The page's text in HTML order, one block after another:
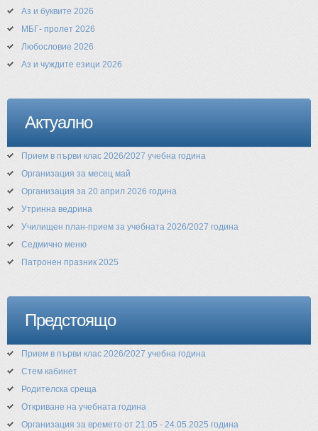
Аз и буквите 2026
МБГ- пролет 2026
Любословие 2026
Аз и чуждите езици 2026
Актуално
Прием в първи клас 2026/2027 учебна година
Организация за месец май
Организация за 20 април 2026 година
Утринна ведрина
Училищен план-прием за учебната 2026/2027 година
Седмично меню
Патронен празник 2025
Предстоящо
Прием в първи клас 2026/2027 учебна година
Стем кабинет
Родителска среща
Откриване на учебната година
Организация за времето от 21.05 - 24.05.2025 година